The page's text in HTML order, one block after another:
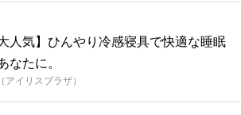
大人気】ひんやり冷感寝具で快適な睡眠
なたに。
アイリスプラザ）